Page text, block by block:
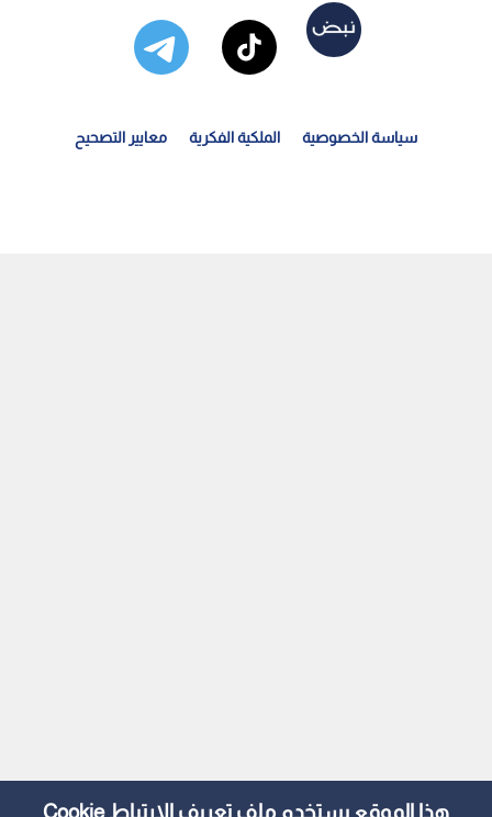
هذا الموقع يستخدم ملف تعريف الارتباط Cookie
سياسة الخصوصية الملكية الفكرية معايير التصحيح